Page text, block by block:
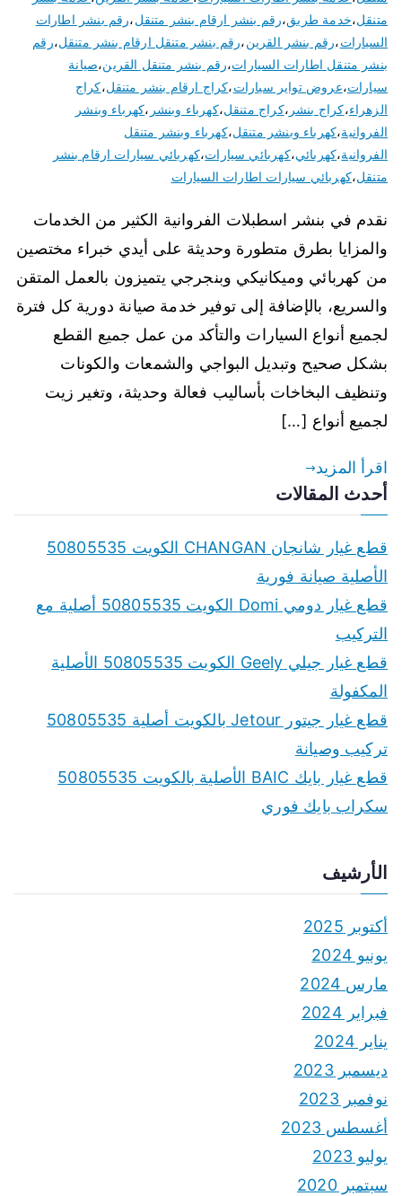
متنقل،خدمة طريق،رقم بنشر ارقام بنشر متنقل،رقم بنشر اطارات
السيارات،رقم بنشر القرين،رقم بنشر متنقل ارقام بنشر متنقل،رقم
بنشر متنقل اطارات السيارات،رقم بنشر متنقل القرين،صيانة
سيارات،عروض تواير سيارات،كراج ارقام بنشر متنقل،كراج
الزهراء،كراج بنشر ،كراج متنقل،كهرباء وبنشر ،كهرباء وبنشر
الفروانية،كهرباء وبنشر متنقل،كهرباء وبنشر متنقل
الفروانية،كهربائي،كهربائي سيارات،كهربائي سيارات ارقام بنشر
متنقل،كهربائي سيارات اطارات السيارات
نقدم في بنشر اسطبلات الفروانية الكثير من الخدمات
والمزايا بطرق متطورة وحديثة على أيدي خبراء مختصين
من كهربائي وميكانيكي وبنجرجي يتميزون بالعمل المتقن
والسريع، بالإضافة إلى توفير خدمة صيانة دورية كل فترة
لجميع أنواع السيارات والتأكد من عمل جميع القطع
بشكل صحيح وتبديل البواجي والشمعات والكونات
وتنظيف البخاخات بأساليب فعالة وحديثة، وتغير زيت
لجميع أنواع […]
اقرأ المزيد
أحدث المقالات
قطع غيار شانجان CHANGAN الكويت 50805535
الأصلية صيانة فورية
قطع غيار دومي Domi الكويت 50805535 أصلية مع
التركيب
قطع غيار جيلي Geely الكويت 50805535 الأصلية
المكفولة
قطع غيار جيتور Jetour بالكويت أصلية 50805535
تركيب وصيانة
قطع غيار بايك BAIC الأصلية بالكويت 50805535
سكراب بايك فوري
الأرشيف
أكتوبر 2025
يونيو 2024
مارس 2024
فبراير 2024
يناير 2024
ديسمبر 2023
نوفمبر 2023
أغسطس 2023
يوليو 2023
سبتمبر 2020